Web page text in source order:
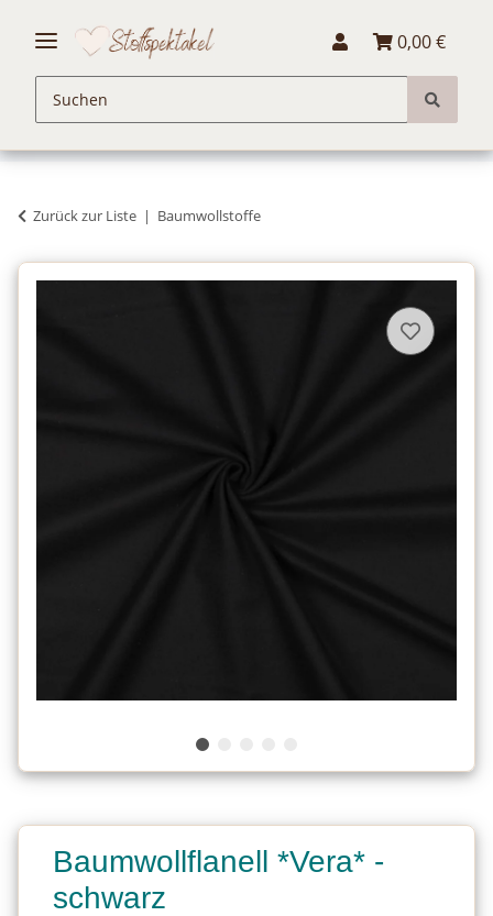
0,00 €
Zurück zur Liste Baumwollstoffe
Baumwollflanell *Vera* -
schwarz